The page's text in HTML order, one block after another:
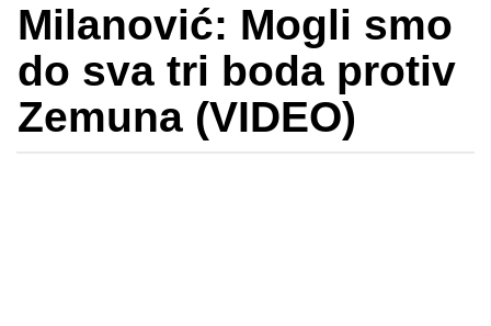
Milanović: Mogli smo
do sva tri boda protiv
Zemuna (VIDEO)